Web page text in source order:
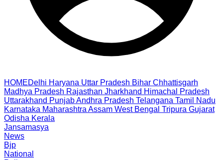
HOMEDelhi Haryana Uttar Pradesh Bihar Chhattisgarh
Madhya Pradesh Rajasthan Jharkhand Himachal Pradesh
Uttarakhand PunjabAndhra Pradesh Telangana Tamil Nadu
Karnataka Maharashtra Assam West Bengal Tripura Gujarat
Odisha Kerala
Jansamasya
News
Bjp
National